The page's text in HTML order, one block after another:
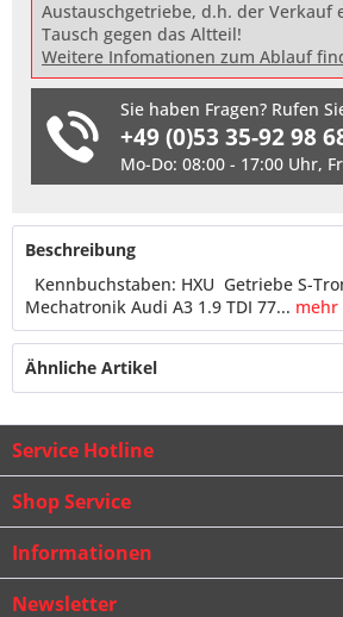
Austauschgetriebe, d.h. der Verkauf
Tausch gegen das Altteil!
Weitere Infomationen zum Ablauf
Sie haben Fragen? Rufen
+49 (0)53 35-92 98
Mo-Do: 08:00 - 17:00 Uhr,
Beschreibung
Kennbuchstaben: HXU Getriebe S-
Mechatronik Audi A3 1.9 TDI 77... mehr
Ähnliche Artikel
Service Hotline
Shop Service
Informationen
Newsletter